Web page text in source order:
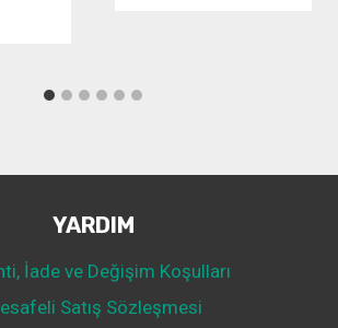
YARDIM
İade ve Değişim Koşulları
Satış Sözleşmesi